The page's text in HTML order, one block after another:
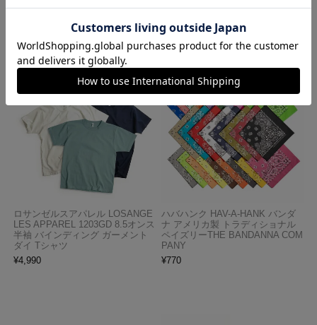
半袖 ガーメントダイ ポケットTシ
ツ MADE IN USA
ロサンゼルスアパレル LOSANGE
LES APPAREL 1203GD 8.5オンス
半袖 バインディング ガーメント
ダイ Tシャツ
¥4,990
ハバハンク HAV-A-HANK バンダ
ナ アメリカ製 トラディショナル
ペイズリーTHE BANDANNA COM
PANY
¥770